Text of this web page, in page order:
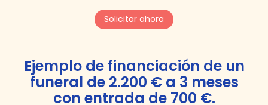
Solicitar ahora
Ejemplo de financiación de un
funeral de 2.200 €a 3 meses
con entrada de 700 €.